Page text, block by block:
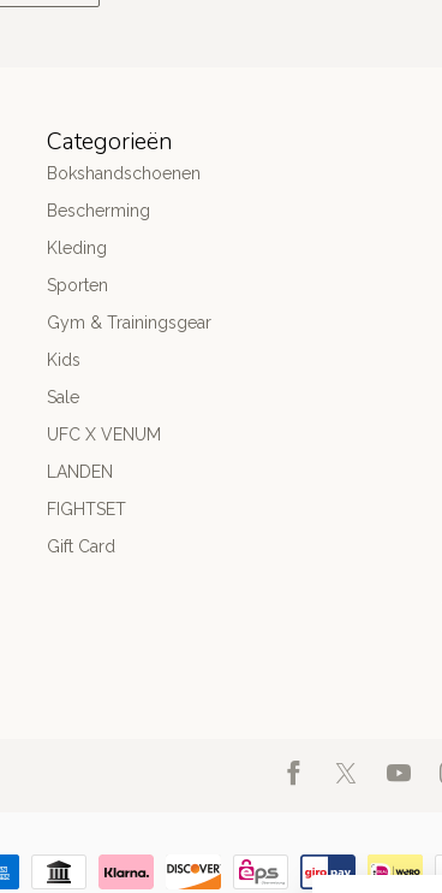
Categorieën
Bokshandschoenen
Bescherming
Kleding
Sporten
Gym & Trainingsgear
Kids
Sale
UFC X VENUM
LANDEN
FIGHTSET
Gift Card